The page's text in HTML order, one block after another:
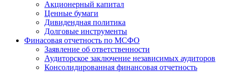
Акционерный капитал
Ценные бумаги
Дивидендная политика
Долговые инструменты
Финасовая отчетность по МСФО
Заявление об ответственности
Аудиторское заключение независимых аудиторов
Консолидированная финансовая отчетность